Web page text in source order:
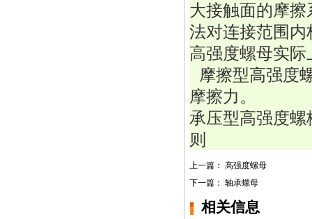
大接触面的摩
法对连接范围
高强度螺母实
摩擦型高强度
摩擦力。
承压型高强度
则
上一篇： 高强度螺母
下一篇： 轴承螺母
相关信息